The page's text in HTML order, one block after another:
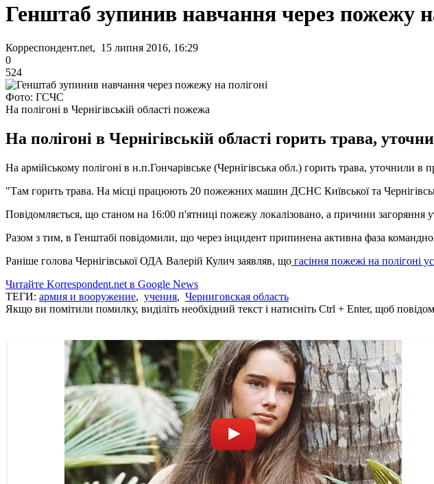
Генштаб зупинив навчання через пожежу
Корреспондент.net, 15 липня 2016, 16:29
0
524
Фото: ГСЧС
На полігоні в Чернігівській області пожежа
На полігоні в Чернігівській області горить трава,
На армійському полігоні в н.п.Гончарівське (Чернігівська обл.) горить трава, уточнили
"Там горить трава. На місці працюють 20 пожежних машин ДСНС Київської та
Повідомляється, що станом на 16:00 п'ятниці пожежу локалізовано, а причини загоряння
Разом з тим, в Генштабі повідомили, що через інцидент припинена активна фаза
Раніше голова Чернігівської ОДА Валерій Кулич заявляв, що гасіння пожежі на полігоні
Читайте Korrespondent.net в Google News
ТЕГИ: армия и вооружение, учения, Черниговская область
Якщо ви помітили помилку, виділіть необхідний текст і натисніть Ctrl + Enter, щоб